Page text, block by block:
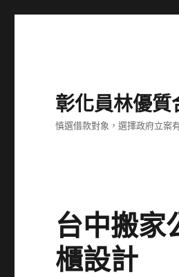
彰化員林優質
慎選借款對象，選擇政府立案
台中搬家
櫃設計